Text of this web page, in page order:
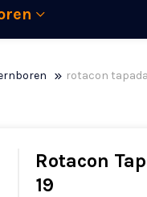
rotacon
Rotacon
19